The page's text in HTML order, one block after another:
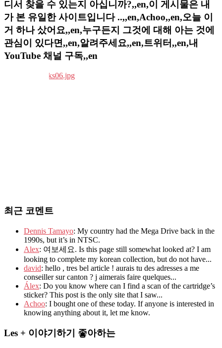
디서 찾을 수 있는지 아십니까?,,en,이 게시물은 내
가 본 유일한 사이트입니다 ..,,en,Achoo,,en,오늘 이
거 하나 샀어요,,en,누구든지 그것에 대해 아는 것에
관심이 있다면,,en,알려주세요,,en,트위터,,en,내
YouTube 채널 구독,,en
최근 코멘트
Dennis Tamayo: My country had the Mega Drive back in the
1990s, but it’s in NTSC.
Alex: 여보세요. Is this page still somewhat looked at? I am
looking to complete my korean collection, but do not have...
david: hello , tres bel article ! aurais tu des adresses a me
conseiller sur canton ? j aimerais faire quelques...
Álex: Do you know where can I find a scan of the cartridge’s
sticker? This post is the only site that I saw...
Achoo: I bought one of these today. If anyone is interested in
knowing anything about it, let me know.
Les + 이야기하기 좋아하는